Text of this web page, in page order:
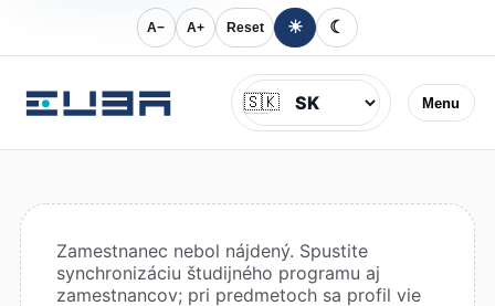
A− A+ Reset ☀ ☾
Menu
Jazyk
🇸🇰
Zamestnanec nebol nájdený. Spustite
synchronizáciu študijného programu aj
zamestnancov; pri predmetoch sa profil vie